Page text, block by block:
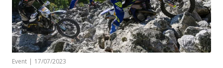
Event | 17/07/2023